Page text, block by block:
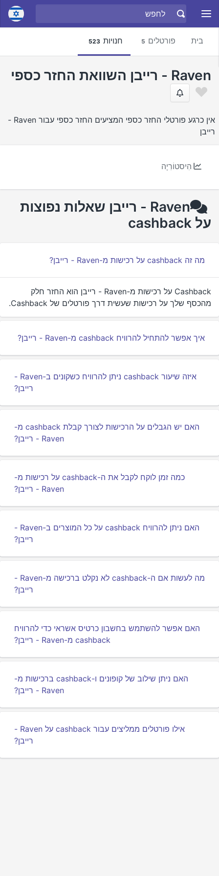
בית פורטלים 5 חנויות 523
Raven - רייבן השוואת החזר כספי
אין כרגע פורטלי החזר כספי המציעים החזר כספי עבור Raven -
רייבן
הִיסטוֹרִיָה
Raven - רייבן שאלות נפוצות
על cashback
מה זה cashback על רכישות מ-Raven - רייבן?
Cashback על רכישות מ-Raven - רייבן הוא החזר חלק
מהכסף שלך על רכישות שעשית דרך פורטלים של Cashback.
איך אפשר להתחיל להרוויח cashback מ-Raven - רייבן?
איזה שיעור cashback ניתן להרוויח כשקונים ב-Raven -
רייבן?
האם יש הגבלים על הרכישות לצורך קבלת cashback מ-
Raven - רייבן?
כמה זמן לוקח לקבל את ה-cashback על רכישות מ-
Raven - רייבן?
האם ניתן להרוויח cashback על כל המוצרים ב-Raven -
רייבן?
מה לעשות אם ה-cashback לא נקלט ברכישה מ-Raven -
רייבן?
האם אפשר להשתמש בחשבון כרטיס אשראי כדי להרוויח
cashback מ-Raven - רייבן?
האם ניתן שילוב של קופונים ו-cashback ברכישות מ-
Raven - רייבן?
אילו פורטלים ממליצים עבור cashback על Raven -
רייבן?